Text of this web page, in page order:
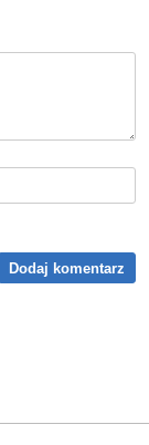
Dodaj komentarz